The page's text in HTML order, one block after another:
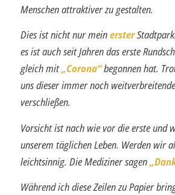
Menschen attraktiver zu gestalten.
Dies ist nicht nur meinerster
es ist auch seit Jahren das erste
gleich mit„Corona“begonnen hat.
uns dieser immer noch
verschließen.
Vorsicht ist nach wie vor die erste und
unserem täglichen Leben. Werden wir
leichtsinnig. Die Mediziner sagen
Während ich diese Zeilen zu Papier